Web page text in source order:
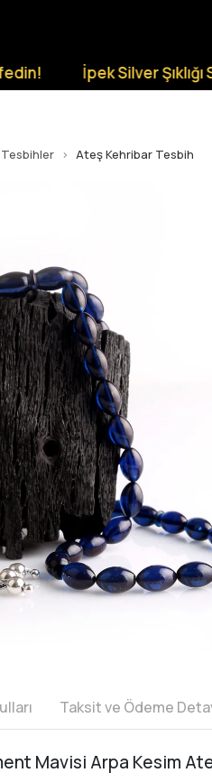
İpek Silver Şıklığı Sizinle
Ateş Kehribar Tesbih
Taksit ve Ödeme
Mavisi Arpa Kesim